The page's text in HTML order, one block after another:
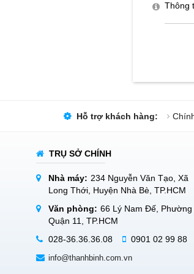
Hỗ trợ khách hàng:
TRỤ SỞ CHÍNH
Nhà máy: 234 Nguyễn Văn Tạo, Xã
Long Thới, Huyện Nhà Bè, TP.HCM
Văn phòng: 66 Lý Nam Đế, Phường
Quận 11, TP.HCM
028-36.36.36.08
0901 02 99 88
info@thanhbinh.com.vn